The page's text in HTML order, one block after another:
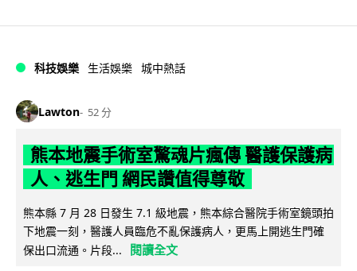
科技娛樂 生活娛樂 城中熱話
Lawton 52 分
熊本地震手術室驚魂片瘋傳 醫護保護病
人、逃生門 網民讚值得尊敬
熊本縣 7 月 28 日發生 7.1 級地震，熊本綜合醫院手術室鏡頭拍
下地震一刻，醫護人員臨危不亂保護病人，更馬上開逃生門確
保出口流通。片段...
閱讀全文